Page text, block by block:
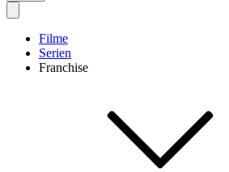
Filme
Serien
Franchise